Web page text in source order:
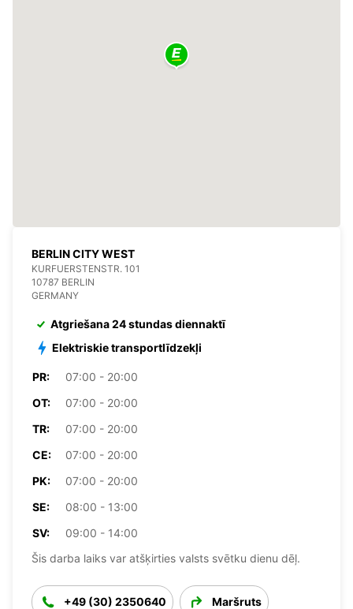
BERLIN CITY WEST
KURFUERSTENSTR. 101
10787 BERLIN
GERMANY
Atgriešana 24 stundas diennaktī
Elektriskie transportlīdzekļi
PR:
07:00 - 20:00
OT:
07:00 - 20:00
TR:
07:00 - 20:00
CE:
07:00 - 20:00
PK:
07:00 - 20:00
SE:
08:00 - 13:00
SV:
09:00 - 14:00
Šis darba laiks var atšķirties valsts svētku dienu dēļ.
+49 (30) 2350640 Maršruts